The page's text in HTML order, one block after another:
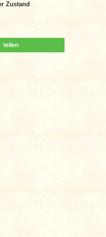
Zustand
teilen